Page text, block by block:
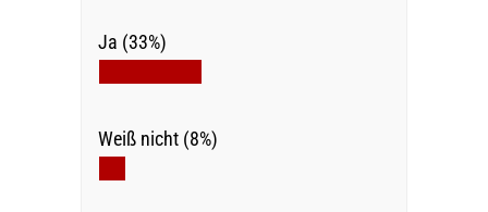
Ja (33%)
Weiß nicht (8%)